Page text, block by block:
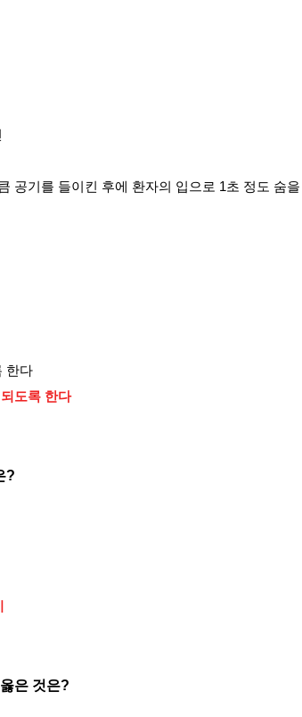
공기를 들이킨 후에 환자의 입으로 1초 정도 숨
한다
도록 한다
?
은 것은?